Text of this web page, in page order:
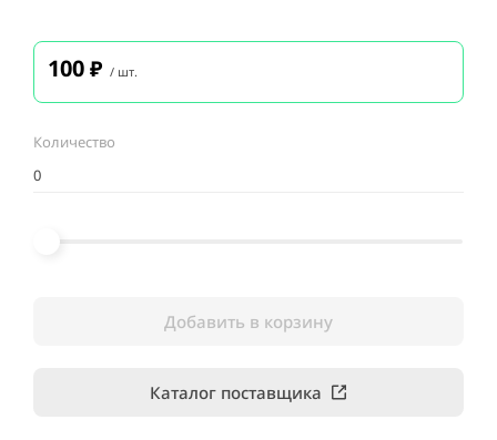
100₽ / шт.
Количество
Добавить в корзину
Каталог поставщика